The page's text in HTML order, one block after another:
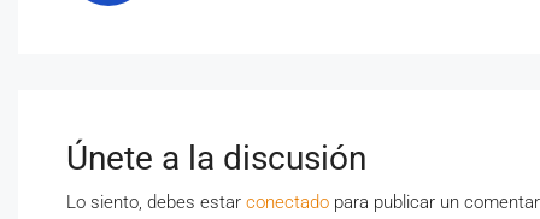
Únete a la discusión
Lo siento, debes estar conectado para publicar un